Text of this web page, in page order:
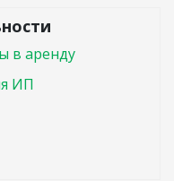
в аренду
ИП